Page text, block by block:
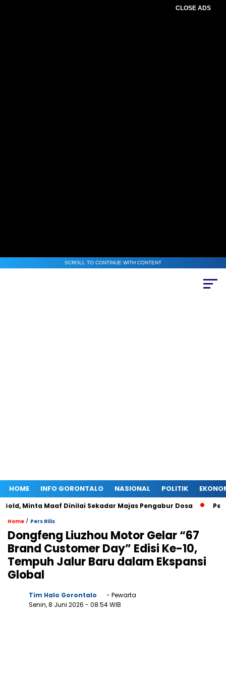
CLOSE ADS
SCROLL TO CONTINUE WITH CONTENT
HOME INFO GORONTALO NASIONAL POLITIK
Minta Maaf Dinilai Sekadar Majas Pengabur Dosa
Home / Pers Rilis
Dongfeng Liuzhou Motor Gelar “67
Brand Customer Day” Edisi Ke-10,
Tempuh Jalur Baru dalam Ekspansi
Global
Tim Halo Gorontalo
- Pewarta
Senin, 8 Juni 2026 - 08:54 WIB